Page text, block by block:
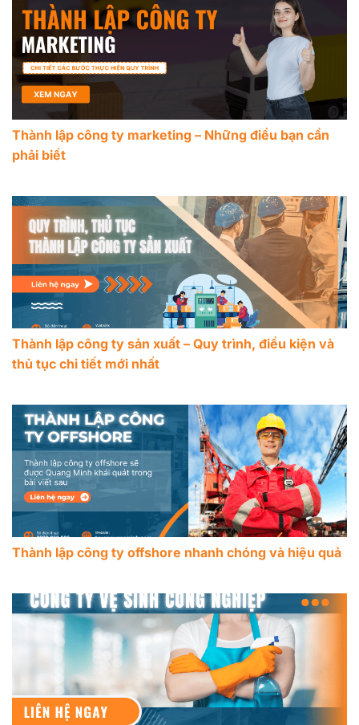
Thành lập công ty marketing – Những điều bạn cần
phải biết
Thành lập công ty sản xuất – Quy trình, điều kiện và
thủ tục chi tiết mới nhất
Thành lập công ty offshore nhanh chóng và hiệu quả